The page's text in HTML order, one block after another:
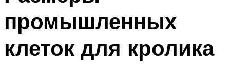
промышленных
клеток для кролика